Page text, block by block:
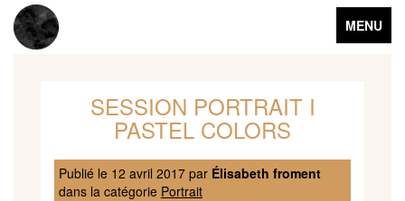
Toggle
navigation
MENU
SESSION PORTRAIT I
PASTEL COLORS
Publié le 12 avril 2017 par Élisabeth froment
dans la catégorie Portrait